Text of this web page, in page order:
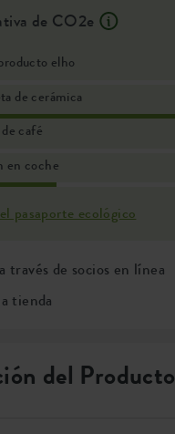
de CO2e
elho
de cerámica
de café
en coche
pasaporte ecológico
través de socios en línea
tienda
del Producto